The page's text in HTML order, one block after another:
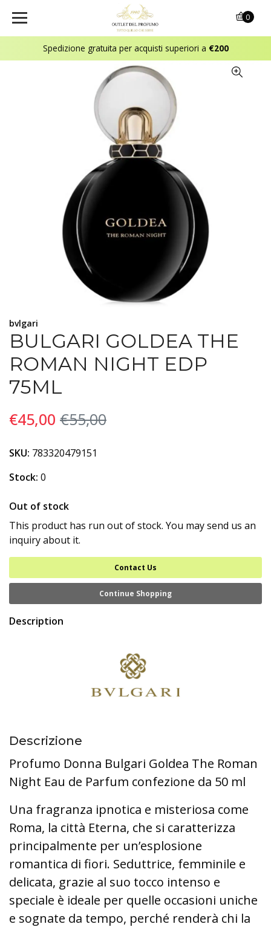
Spedizione gratuita per acquisti superiori a €200
0
bvlgari
BULGARI GOLDEA THE
ROMAN NIGHT EDP
75ML
€45,00 €55,00
SKU: 783320479151
Stock: 0
Out of stock
This product has run out of stock. You may send us an
inquiry about it.
Contact Us
Continue Shopping
Description
Descrizione
Profumo Donna Bulgari Goldea The Roman
Night Eau de Parfum confezione da 50 ml
Una fragranza ipnotica e misteriosa come
Roma, la città Eterna, che si caratterizza
principalmente per un’esplosione
romantica di fiori. Seduttrice, femminile e
delicata, grazie al suo tocco intenso e
speciale è ideale per quelle occasioni uniche
e sognate da tempo, perché renderà chi la